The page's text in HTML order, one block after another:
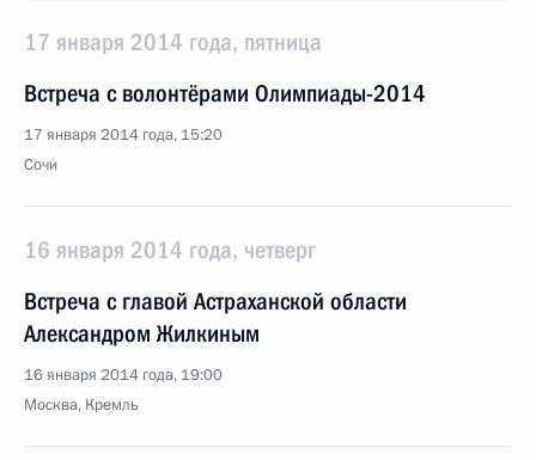
17 января 2014 года, пятница
Встреча с волонтёрами Олимпиады-2014
17 января 2014 года, 15:20
Сочи
16 января 2014 года, четверг
Встреча с главой Астраханской области
Александром Жилкиным
16 января 2014 года, 19:00
Москва, Кремль